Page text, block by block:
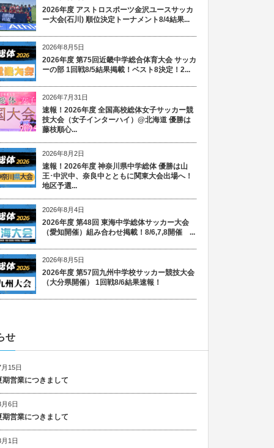
2026年度 アストロスポーツ金沢ユースサッカ
ー大会(石川) 順位決定トーナメント8/4結果...
2026年8月5日
2026年度 第75回近畿中学総合体育大会 サッカ
ーの部 1回戦8/5結果掲載！ベスト8決定！2...
2026年7月31日
速報！2026年度 全国高校総体女子サッカー競
技大会（女子インターハイ）@北海道 優勝は
藤枝順心...
2026年8月2日
速報！2026年度 神奈川県中学総体 優勝は山
王･中沢中、奈良中とともに関東大会出場へ！
地区予選...
2026年8月4日
2026年度 第48回 東海中学総体サッカー大会
（愛知開催）組み合わせ掲載！8/6,7,8開催 ...
2026年8月5日
2026年度 第57回九州中学校サッカー競技大会
（大分県開催） 1回戦8/6結果速報！
せ
15日
期営業につきまして
6日
期営業につきまして
1日